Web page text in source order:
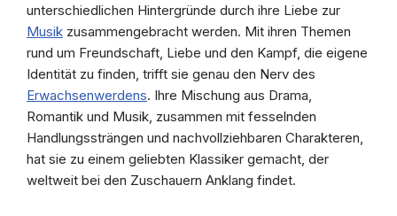
unterschiedlichen Hintergründe durch ihre Liebe zur
Musik zusammengebracht werden. Mit ihren Themen
rund um Freundschaft, Liebe und den Kampf, die eigene
Identität zu finden, trifft sie genau den Nerv des
Erwachsenwerdens. Ihre Mischung aus Drama,
Romantik und Musik, zusammen mit fesselnden
Handlungssträngen und nachvollziehbaren Charakteren,
hat sie zu einem geliebten Klassiker gemacht, der
weltweit bei den Zuschauern Anklang findet.